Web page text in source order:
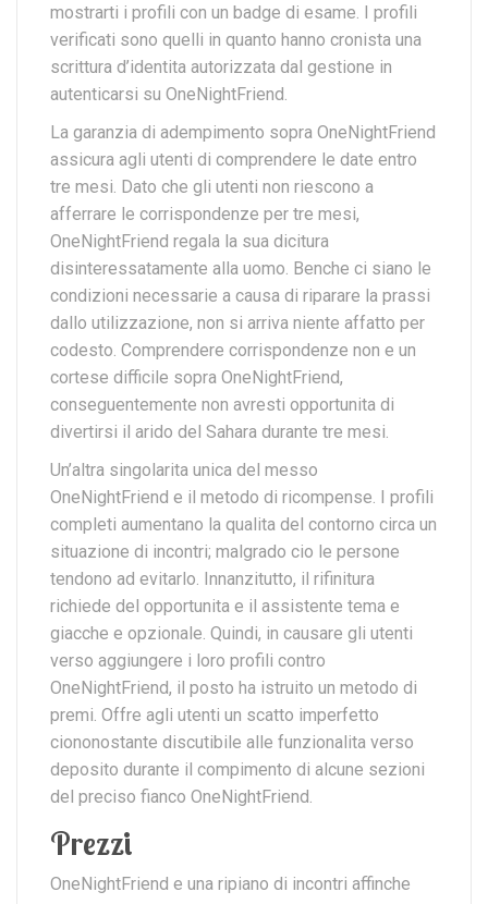
mostrarti i profili con un badge di esame. I profili
verificati sono quelli in quanto hanno cronista una
scrittura d’identita autorizzata dal gestione in
autenticarsi su OneNightFriend.
La garanzia di adempimento sopra OneNightFriend
assicura agli utenti di comprendere le date entro
tre mesi. Dato che gli utenti non riescono a
afferrare le corrispondenze per tre mesi,
OneNightFriend regala la sua dicitura
disinteressatamente alla uomo. Benche ci siano le
condizioni necessarie a causa di riparare la prassi
dallo utilizzazione, non si arriva niente affatto per
codesto. Comprendere corrispondenze non e un
cortese difficile sopra OneNightFriend,
conseguentemente non avresti opportunita di
divertirsi il arido del Sahara durante tre mesi.
Un’altra singolarita unica del messo
OneNightFriend e il metodo di ricompense. I profili
completi aumentano la qualita del contorno circa un
situazione di incontri; malgrado cio le persone
tendono ad evitarlo. Innanzitutto, il rifinitura
richiede del opportunita e il assistente tema e
giacche e opzionale. Quindi, in causare gli utenti
verso aggiungere i loro profili contro
OneNightFriend, il posto ha istruito un metodo di
premi. Offre agli utenti un scatto imperfetto
ciononostante discutibile alle funzionalita verso
deposito durante il compimento di alcune sezioni
del preciso fianco OneNightFriend.
Prezzi
OneNightFriend e una ripiano di incontri affinche